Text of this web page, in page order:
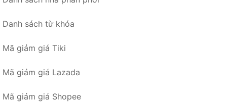
Danh sách từ khóa
Mã giảm giá Tiki
Mã giảm giá Lazada
Mã giảm giá Shopee